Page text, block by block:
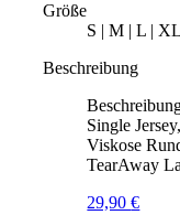
Größe
S | M | L |
Beschreibung
Single
Viskose
TearAway
29,90€